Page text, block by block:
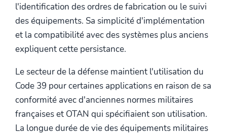
l'identification des ordres de fabrication ou le suivi
des équipements. Sa simplicité d'implémentation
et la compatibilité avec des systèmes plus anciens
expliquent cette persistance.
Le secteur de la défense maintient l'utilisation du
Code 39 pour certaines applications en raison de sa
conformité avec d'anciennes normes militaires
françaises et OTAN qui spécifiaient son utilisation.
La longue durée de vie des équipements militaires